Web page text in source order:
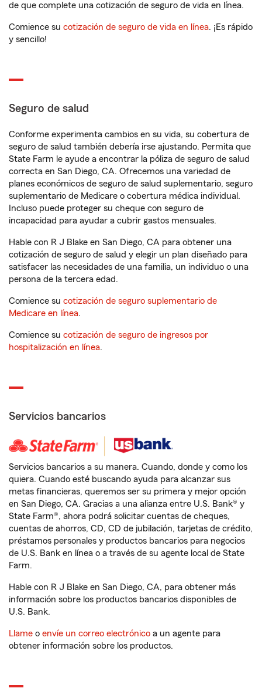
de que complete una cotización de seguro de vida en línea.
Comience su cotización de seguro de vida en línea. ¡Es rápido
y sencillo!
Seguro de salud
Conforme experimenta cambios en su vida, su cobertura de
seguro de salud también debería irse ajustando. Permita que
State Farm le ayude a encontrar la póliza de seguro de salud
correcta en San Diego, CA. Ofrecemos una variedad de
planes económicos de seguro de salud suplementario, seguro
suplementario de Medicare o cobertura médica individual.
Incluso puede proteger su cheque con seguro de
incapacidad para ayudar a cubrir gastos mensuales.
Hable con R J Blake en San Diego, CA para obtener una
cotización de seguro de salud y elegir un plan diseñado para
satisfacer las necesidades de una familia, un individuo o una
persona de la tercera edad.
Comience su cotización de seguro suplementario de
Medicare en línea.
Comience su cotización de seguro de ingresos por
hospitalización en línea.
Servicios bancarios
Servicios bancarios a su manera. Cuando, donde y como los
quiera. Cuando esté buscando ayuda para alcanzar sus
metas financieras, queremos ser su primera y mejor opción
en San Diego, CA. Gracias a una alianza entre U.S. Bank® y
State Farm®, ahora podrá solicitar cuentas de cheques,
cuentas de ahorros, CD, CD de jubilación, tarjetas de crédito,
préstamos personales y productos bancarios para negocios
de U.S. Bank en línea o a través de su agente local de State
Farm.
Hable con R J Blake en San Diego, CA, para obtener más
información sobre los productos bancarios disponibles de
U.S. Bank.
Llame o envíe un correo electrónico a un agente para
obtener información sobre los productos.